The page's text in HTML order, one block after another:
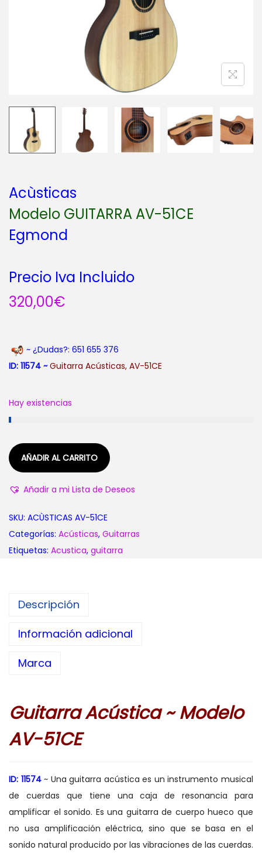
io
Acùsticas
Modelo GUITARRA AV-51CE
Egmond
Precio Iva Incluido
320,00€
~ ¿Dudas?: 651 655 376
ID: 11574 ~Guitarra Acústicas, AV-51CE
Hay existencias
AÑADIR AL CARRITO
Añadir a mi Lista de Deseos
SKU: ACÙSTICAS AV-51CE
Categorías: Acústicas, Guitarras
Etiquetas: Acustica, guitarra
Descripción
Información adicional
Marca
Guitarra Acústica ~ Modelo
AV-51CE
ID: 11574~ Una guitarra acústica es un instrumento musical
de cuerdas que tiene una caja de resonancia para
amplificar el sonido. Es una guitarra de cuerpo hueco que
no usa amplificación eléctrica, sino que se basa en el
sonido natural producido por las vibraciones de las cuerdas.